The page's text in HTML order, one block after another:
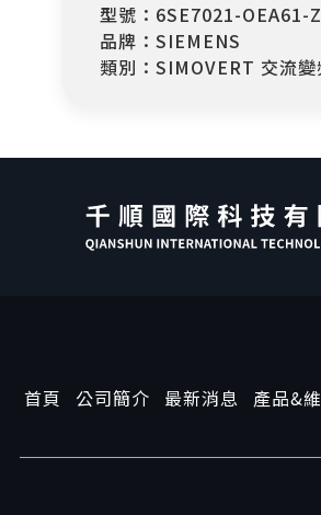
型號：6SE7021-OEA61-Z
品牌：SIEMENS
類別：SIMOVERT 交流
首頁 公司簡介 最新消息 產品&